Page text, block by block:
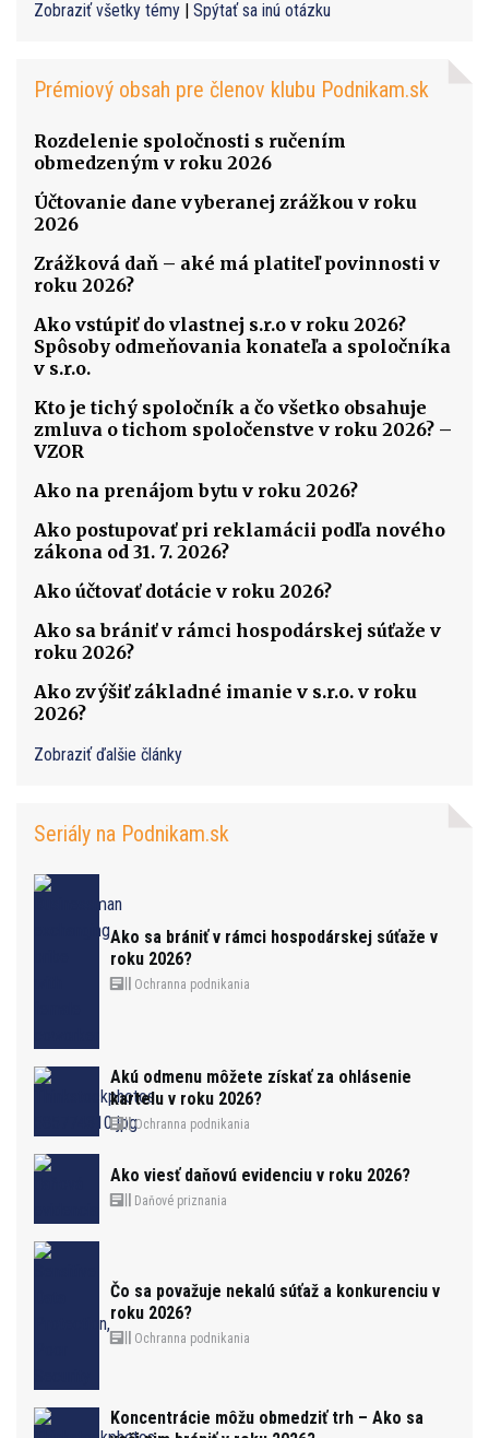
Zobraziť všetky témy | Spýtať sa inú otázku
Prémiový obsah pre členov klubu Podnikam.sk
Rozdelenie spoločnosti s ručením
obmedzeným v roku 2026
Účtovanie dane vyberanej zrážkou v roku
2026
Zrážková daň – aké má platiteľ povinnosti v
roku 2026?
Ako vstúpiť do vlastnej s.r.o v roku 2026?
Spôsoby odmeňovania konateľa a spoločníka
v s.r.o.
Kto je tichý spoločník a čo všetko obsahuje
zmluva o tichom spoločenstve v roku 2026? –
VZOR
Ako na prenájom bytu v roku 2026?
Ako postupovať pri reklamácii podľa nového
zákona od 31. 7. 2026?
Ako účtovať dotácie v roku 2026?
Ako sa brániť v rámci hospodárskej súťaže v
roku 2026?
Ako zvýšiť základné imanie v s.r.o. v roku
2026?
Zobraziť ďalšie články
Seriály na Podnikam.sk
Ako sa brániť v rámci hospodárskej súťaže v
roku 2026?
Ochranna podnikania
Akú odmenu môžete získať za ohlásenie
kartelu v roku 2026?
Ochranna podnikania
Ako viesť daňovú evidenciu v roku 2026?
Daňové priznania
Čo sa považuje nekalú súťaž a konkurenciu v
roku 2026?
Ochranna podnikania
Koncentrácie môžu obmedziť trh – Ako sa